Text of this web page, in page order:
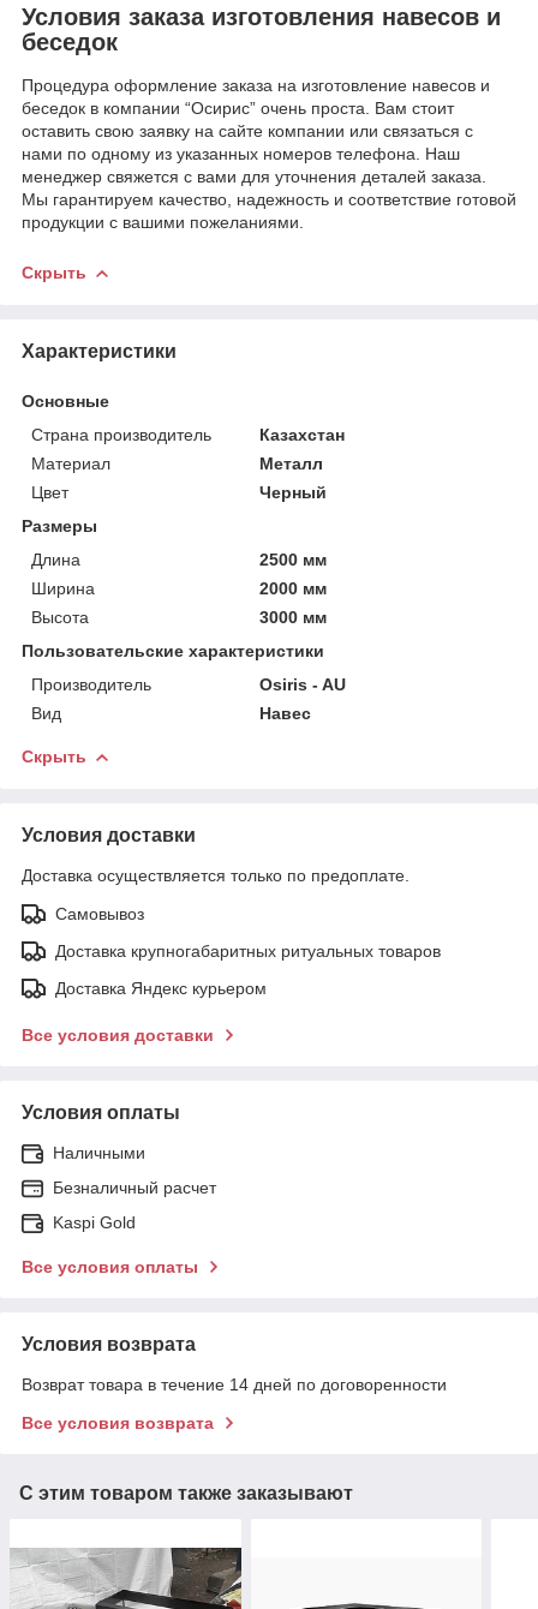
Условия заказа изготовления навесов и
беседок
Процедура оформление заказа на изготовление навесов и
беседок в компании “Осирис” очень проста. Вам стоит
оставить свою заявку на сайте компании или связаться с
нами по одному из указанных номеров телефона. Наш
менеджер свяжется с вами для уточнения деталей заказа.
Мы гарантируем качество, надежность и соответствие готовой
продукции с вашими пожеланиями.
Скрыть
Характеристики
Основные
Страна производитель
Казахстан
Материал
Металл
Цвет
Черный
Размеры
Длина
2500 мм
Ширина
2000 мм
Высота
3000 мм
Пользовательские характеристики
Производитель
Osiris - AU
Вид
Навес
Скрыть
Условия доставки
Доставка осуществляется только по предоплате.
Самовывоз
Доставка крупногабаритных ритуальных товаров
Доставка Яндекс курьером
Все условия доставки
Условия оплаты
Наличными
Безналичный расчет
Kaspi Gold
Все условия оплаты
Условия возврата
Возврат товара в течение 14 дней по договоренности
Все условия возврата
С этим товаром также заказывают